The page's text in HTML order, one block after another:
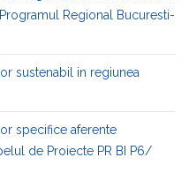
Regional Bucuresti-
sustenabil in regiunea
specifice aferente
de Proiecte PR BI P6/